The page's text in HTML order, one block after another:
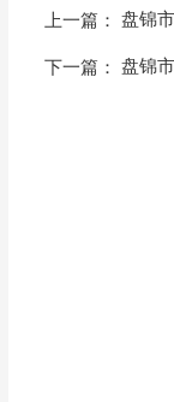
上一篇： 盘锦
下一篇： 盘锦